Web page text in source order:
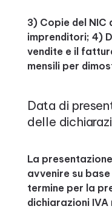
3) Copie del
imprenditori; 4)
vendite e il
mensili per
Data di
delle
La
avvenire su
termine per la
dichiarazioni IVA